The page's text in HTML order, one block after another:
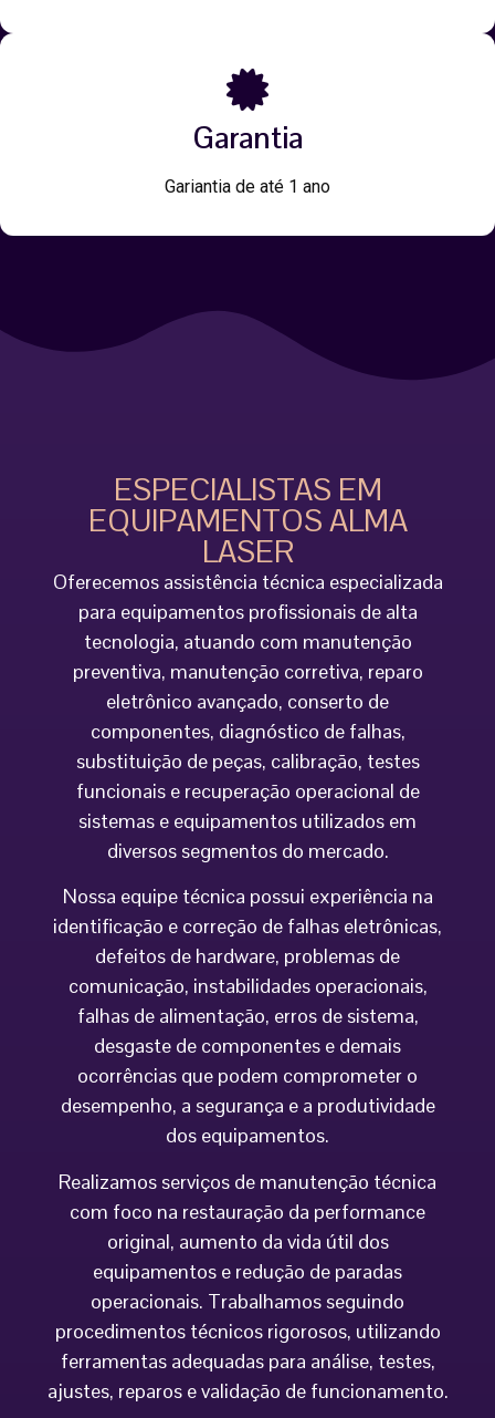
Garantia
Gariantia de até 1 ano
ESPECIALISTAS EM
EQUIPAMENTOS ALMA
LASER
Oferecemos assistência técnica especializada
para equipamentos profissionais de alta
tecnologia, atuando com manutenção
preventiva, manutenção corretiva, reparo
eletrônico avançado, conserto de
componentes, diagnóstico de falhas,
substituição de peças, calibração, testes
funcionais e recuperação operacional de
sistemas e equipamentos utilizados em
diversos segmentos do mercado.
Nossa equipe técnica possui experiência na
identificação e correção de falhas eletrônicas,
defeitos de hardware, problemas de
comunicação, instabilidades operacionais,
falhas de alimentação, erros de sistema,
desgaste de componentes e demais
ocorrências que podem comprometer o
desempenho, a segurança e a produtividade
dos equipamentos.
Realizamos serviços de manutenção técnica
com foco na restauração da performance
original, aumento da vida útil dos
equipamentos e redução de paradas
operacionais. Trabalhamos seguindo
procedimentos técnicos rigorosos, utilizando
ferramentas adequadas para análise, testes,
ajustes, reparos e validação de funcionamento.